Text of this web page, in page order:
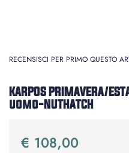
RECENSISCI PER PRIMO QUESTO
KARPOS PRIMAVERA/
uomo-NUTHATCH
€ 108,00